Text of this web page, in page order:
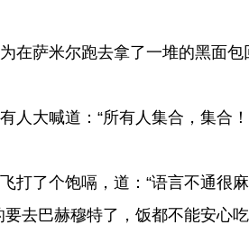
萨米尔跑去拿了一堆的黑面
大喊道：“所有人集合，集合！
了个饱嗝，道：“语言不通很
去巴赫穆特了，饭都不能安心